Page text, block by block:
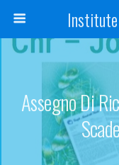
Institute
Assegno Di